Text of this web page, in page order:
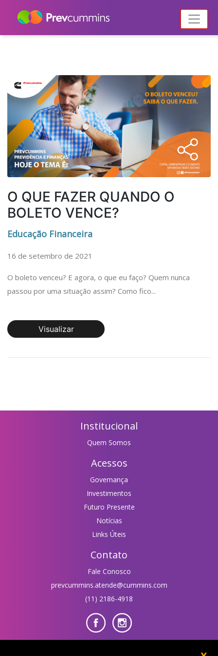
Home
Notícias
Posts tagged "Nova Plataforma de Cobrança"
O QUE FAZER QUANDO O
BOLETO VENCE?
Educação Financeira
16 de setembro de 2021
O boleto venceu? E agora, o que eu faço? Quem nunca
passou por uma situação assim? Como fico...
Visualizar
Institucional
Quem Somos
Acessos
Governança
Investimentos
Futuro Presente
Notícias
Links Úteis
Contato
Fale Conosco
prevcummins.atende@cummins.com
(11) 2186-4918